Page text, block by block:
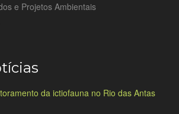
e Projetos Ambientais
da ictiofauna no Rio das Antas